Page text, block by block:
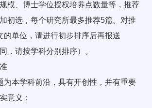
模、博士学位授权培养点数量等，推荐
初选，每个研究所最多推荐5篇。对推
的单位，请进行初步排序后再报送
，请按学科分别排序）。
本学科前沿，具有开创性，并有重要
意义；